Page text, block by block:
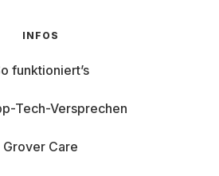
INFOS
funktioniert’s
Tech-Versprechen
Grover Care